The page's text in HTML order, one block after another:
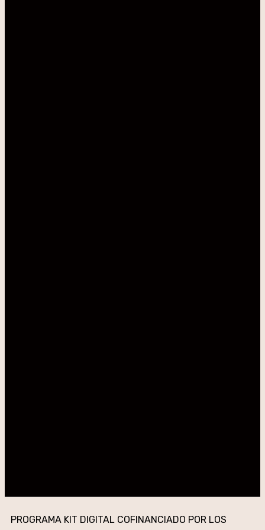
PROGRAMA KIT DIGITAL COFINANCIADO POR LOS